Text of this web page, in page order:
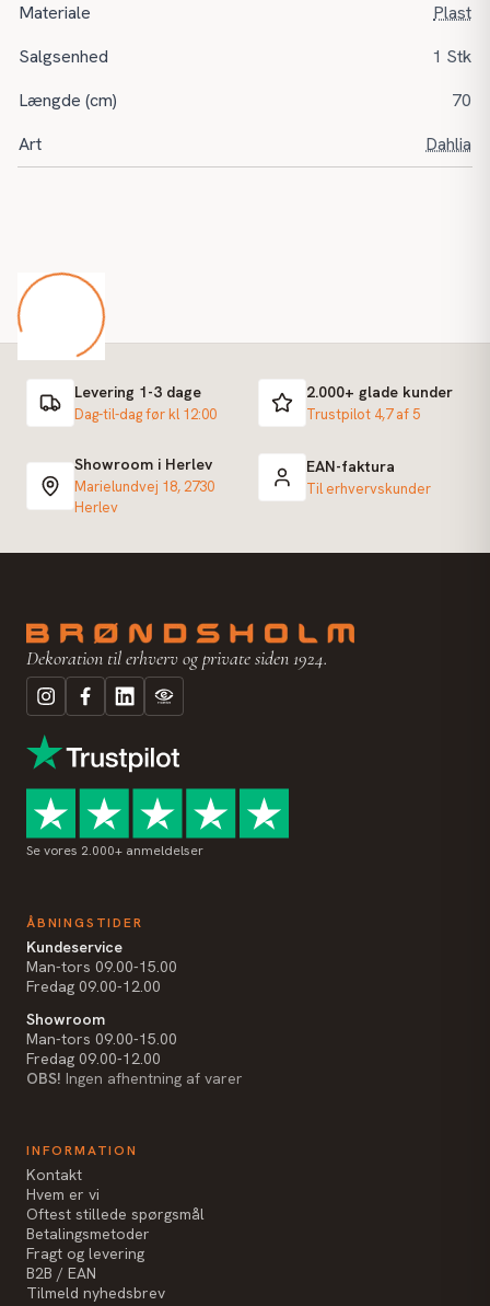
Materiale
Plast
Salgsenhed
1 Stk
Længde (cm)
70
Art
Dahlia
Levering 1-3 dage
Dag-til-dag før kl 12:00
2.000+ glade kunder
Trustpilot 4,7 af 5
Showroom i Herlev
Marielundvej 18, 2730
Herlev
EAN-faktura
Til erhvervskunder
Dekoration til erhverv og private siden 1924.
Se vores 2.000+ anmeldelser
ÅBNINGSTIDER
Kundeservice
Man-tors 09.00-15.00
Fredag 09.00-12.00
Showroom
Man-tors 09.00-15.00
Fredag 09.00-12.00
OBS! Ingen afhentning af varer
INFORMATION
Kontakt
Hvem er vi
Oftest stillede spørgsmål
Betalingsmetoder
Fragt og levering
B2B / EAN
Tilmeld nyhedsbrev